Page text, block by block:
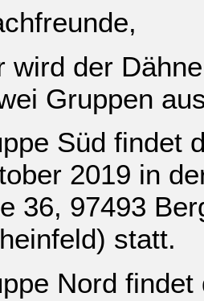
wird der
Gruppen
Süd findet
2019 in
36, 97493
statt.
Nord